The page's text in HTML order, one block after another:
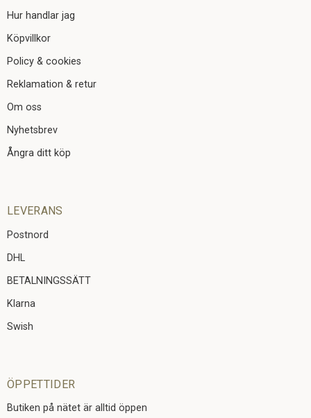
Hur handlar jag
Köpvillkor
Policy & cookies
Reklamation & retur
Om oss
Nyhetsbrev
Ångra ditt köp
LEVERANS
Postnord
DHL
BETALNINGSSÄTT
Klarna
Swish
ÖPPETTIDER
Butiken på nätet är alltid öppen